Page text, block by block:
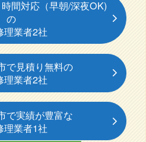
間対応（早朝/深夜OK)
の
理業者2社
で見積り無料の
理業者2社
で実績が豊富な
理業者1社